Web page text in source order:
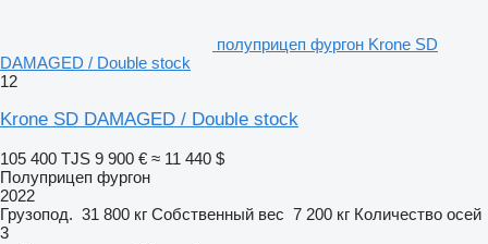
полуприцеп фургон Krone SD
DAMAGED / Double stock
12
Krone SD DAMAGED / Double stock
105 400 TJS 9 900 € ≈ 11 440 $
Полуприцеп фургон
2022
Грузопод. 31 800 кг Собственный вес 7 200 кг Количество осей
3